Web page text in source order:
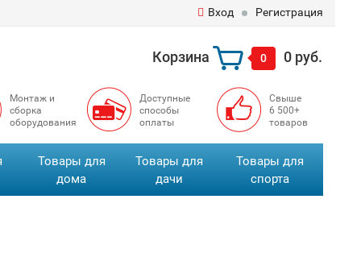
Вход Регистрация
Корзина 0 0 руб.
Монтаж и
сборка
оборудования
Доступные
способы
оплаты
Свыше
6 500+
товаров
Товары для
дома
Товары для
дачи
Товары для
спорта